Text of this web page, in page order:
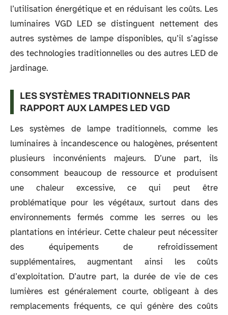
l’utilisation énergétique et en réduisant les coûts. Les
luminaires VGD LED se distinguent nettement des
autres systèmes de lampe disponibles, qu’il s’agisse
des technologies traditionnelles ou des autres LED de
jardinage.
LES SYSTÈMES TRADITIONNELS PAR
RAPPORT AUX LAMPES LED VGD
Les systèmes de lampe traditionnels, comme les
luminaires à incandescence ou halogènes, présentent
plusieurs inconvénients majeurs. D’une part, ils
consomment beaucoup de ressource et produisent
une chaleur excessive, ce qui peut être
problématique pour les végétaux, surtout dans des
environnements fermés comme les serres ou les
plantations en intérieur. Cette chaleur peut nécessiter
des équipements de refroidissement
supplémentaires, augmentant ainsi les coûts
d’exploitation. D’autre part, la durée de vie de ces
lumières est généralement courte, obligeant à des
remplacements fréquents, ce qui génère des coûts